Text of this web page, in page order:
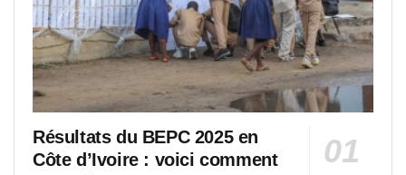
Résultats du BEPC 2025 en
Côte d’Ivoire : voici comment